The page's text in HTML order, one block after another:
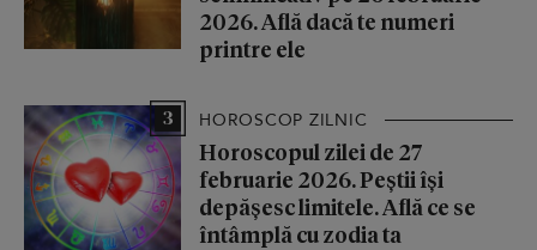
2026. Află dacă te numeri
printre ele
3 HOROSCOP ZILNIC
Horoscopul zilei de 27
februarie 2026. Peștii își
depășesc limitele. Află ce se
întâmplă cu zodia ta